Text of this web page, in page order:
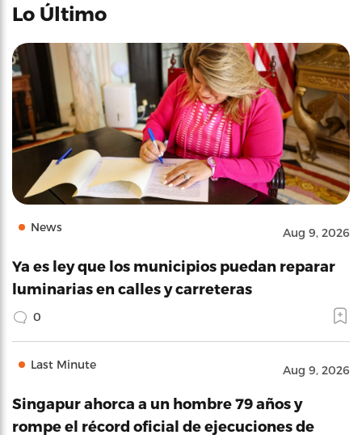
Lo Último
News Aug 9, 2026
Ya es ley que los municipios puedan reparar
luminarias en calles y carreteras
0
Last Minute Aug 9, 2026
Singapur ahorca a un hombre 79 años y
rompe el récord oficial de ejecuciones de